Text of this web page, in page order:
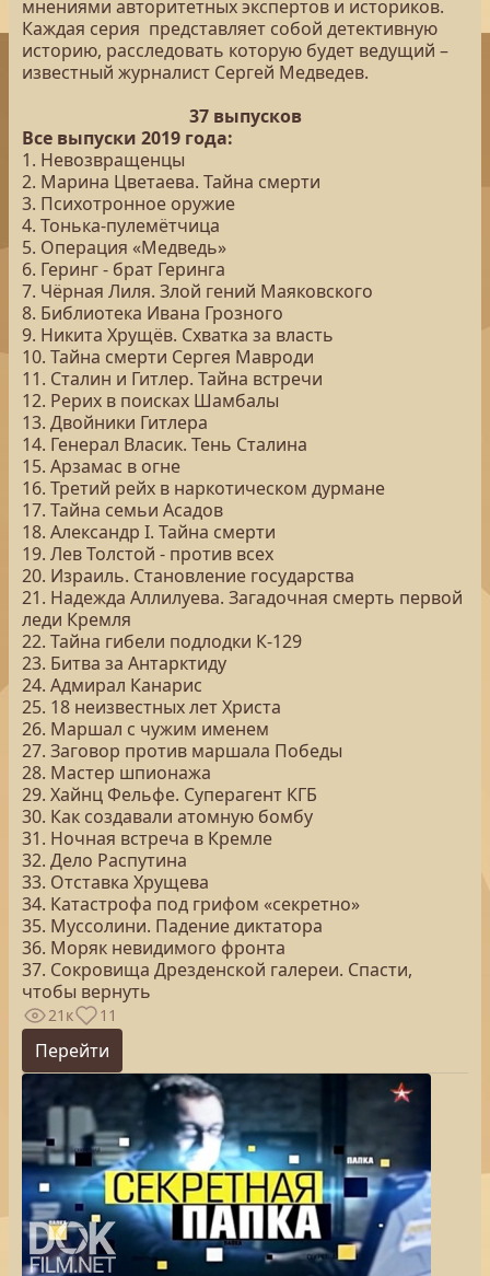
мнениями авторитетных экспертов и историков.
Каждая серия представляет собой детективную
историю, расследовать которую будет ведущий –
известный журналист Сергей Медведев.
37 выпусков
Все выпуски 2019 года:
1. Невозвращенцы
2. Марина Цветаева. Тайна смерти
3. Психотронное оружие
4. Тонька-пулемётчица
5. Операция «Медведь»
6. Геринг - брат Геринга
7. Чёрная Лиля. Злой гений Маяковского
8. Библиотека Ивана Грозного
9. Никита Хрущёв. Схватка за власть
10. Тайна смерти Сергея Мавроди
11. Сталин и Гитлер. Тайна встречи
12. Рерих в поисках Шамбалы
13. Двойники Гитлера
14. Генерал Власик. Тень Сталина
15. Арзамас в огне
16. Третий рейх в наркотическом дурмане
17. Тайна семьи Асадов
18. Александр I. Тайна смерти
19. Лев Толстой - против всех
20. Израиль. Становление государства
21. Надежда Аллилуева. Загадочная смерть первой
леди Кремля
22. Тайна гибели подлодки К-129
23. Битва за Антарктиду
24. Адмирал Канарис
25. 18 неизвестных лет Христа
26. Маршал с чужим именем
27. Заговор против маршала Победы
28. Мастер шпионажа
29. Хайнц Фельфе. Суперагент КГБ
30. Как создавали атомную бомбу
31. Ночная встреча в Кремле
32. Дело Распутина
33. Отставка Хрущева
34. Катастрофа под грифом «секретно»
35. Муссолини. Падение диктатора
36. Моряк невидимого фронта
37. Сокровища Дрезденской галереи. Спасти,
чтобы вернуть
21к 11
Перейти